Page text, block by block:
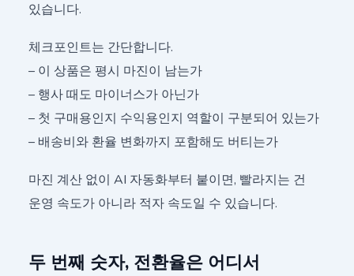
있습니다.
체크포인트는 간단합니다.
– 이 상품은 평시 마진이 남는가
– 행사 때도 마이너스가 아닌가
– 첫 구매용인지 수익용인지 역할이 구분되어 있는가
– 배송비와 환율 변화까지 포함해도 버티는가
마진 계산 없이 AI 자동화부터 붙이면, 빨라지는 건
운영 속도가 아니라 적자 속도일 수 있습니다.
두 번째 숫자, 전환율은 어디서